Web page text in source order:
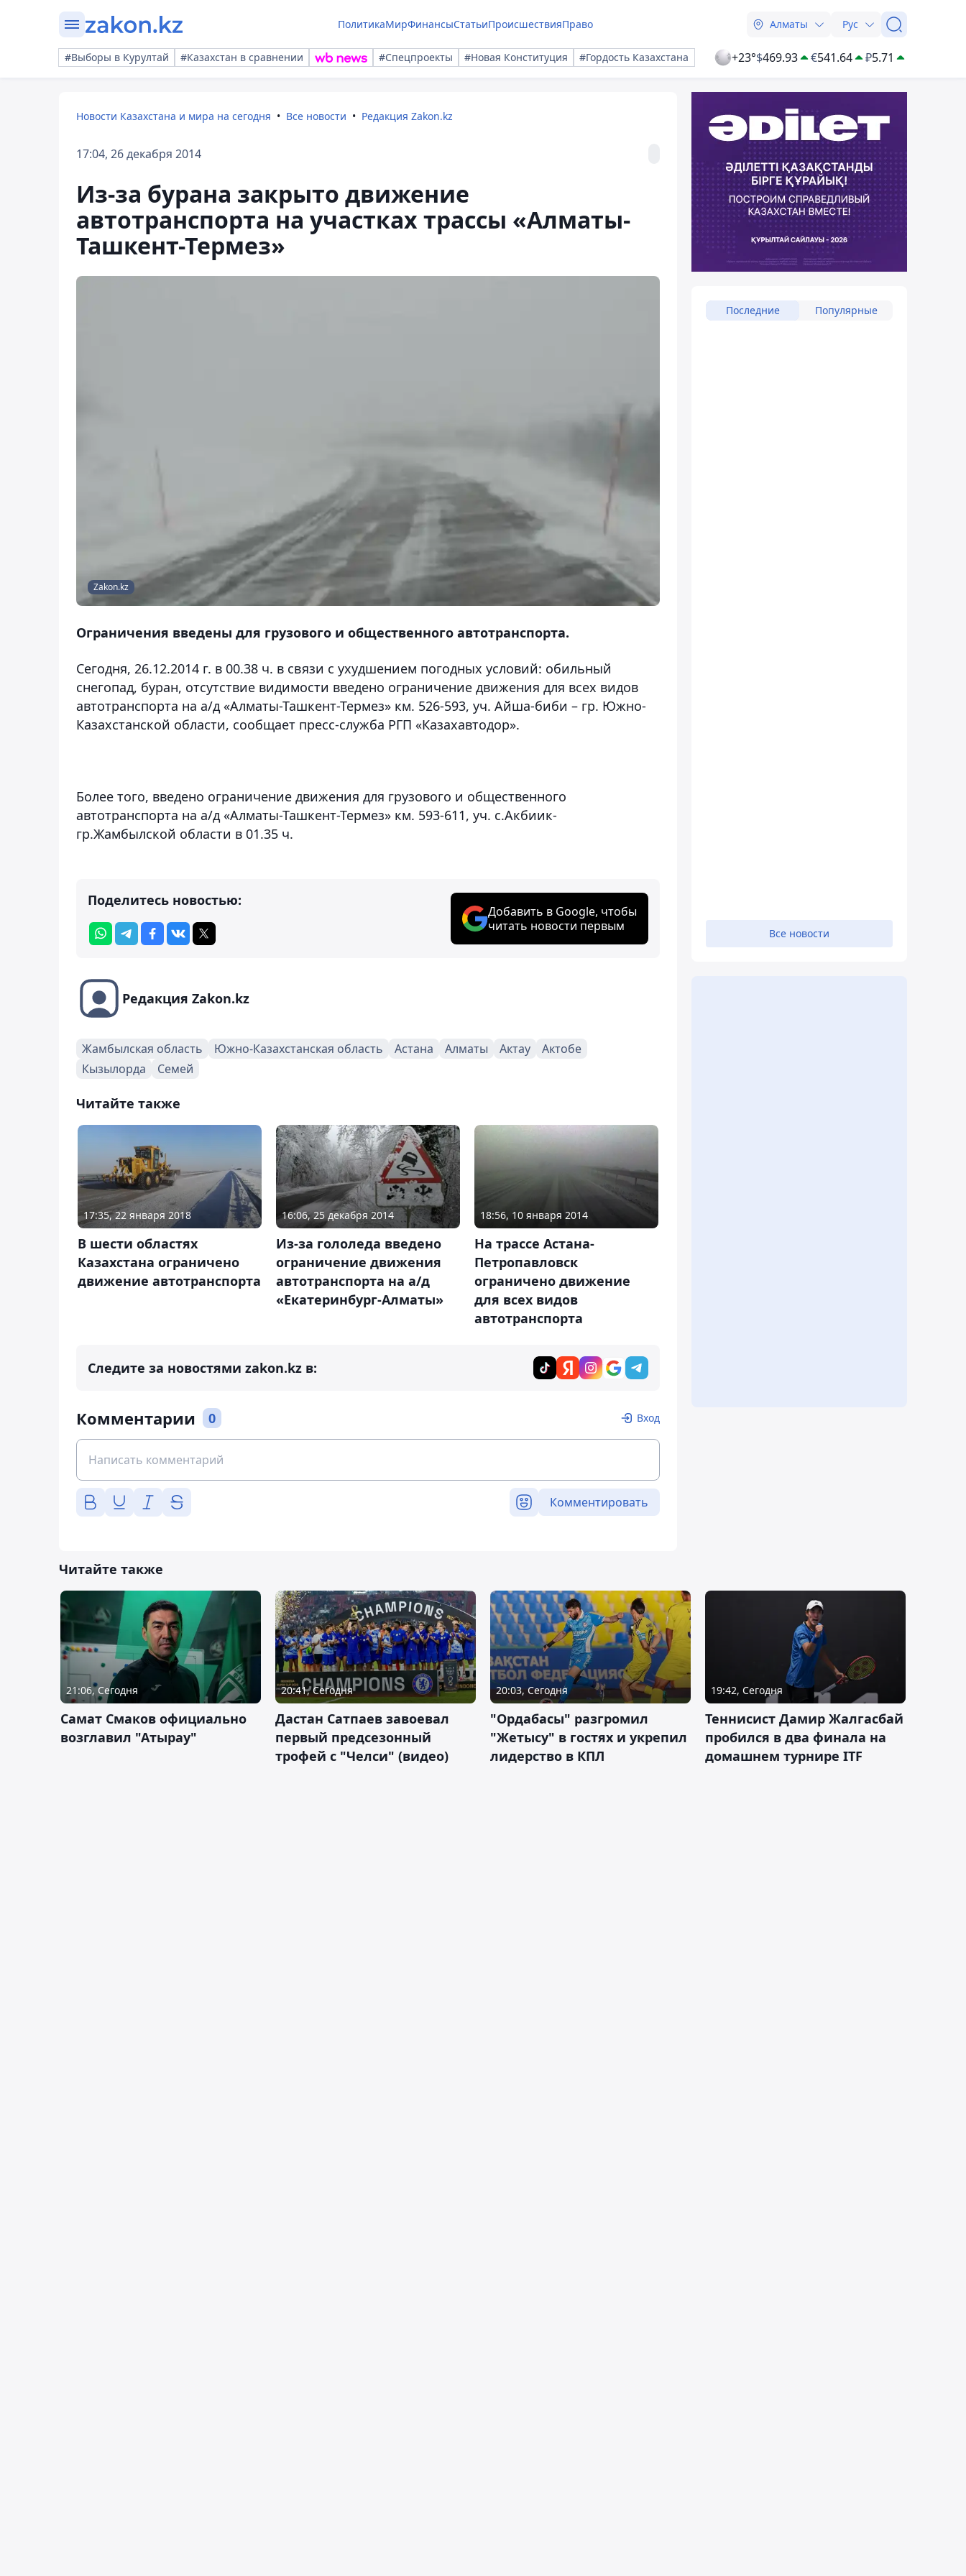
ПолитикаМирФинансыСтатьиПроисшествияПраво Алматы Рус
#Выборы в Курултай #Казахстан в сравнении #Спецпроекты #Новая Конституция #Гордость Казахстана +23°$469.93 €541.64 ₽5.71
Новости Казахстана и мира на сегодня Все новости Редакция Zakon.kz
17:04, 26 декабря 2014
Из-за бурана закрыто движение
автотранспорта на участках трассы «Алматы-
Ташкент-Термез»
Zakon.kz
Ограничения введены для грузового и общественного автотранспорта.
Сегодня, 26.12.2014 г. в 00.38 ч. в связи с ухудшением погодных условий: обильный
снегопад, буран, отсутствие видимости введено ограничение движения для всех видов
автотранспорта на а/д «Алматы-Ташкент-Термез» км. 526-593, уч. Айша-биби – гр. Южно-
Казахстанской области, сообщает пресс-служба РГП «Казахавтодор».
Более того, введено ограничение движения для грузового и общественного
автотранспорта на а/д «Алматы-Ташкент-Термез» км. 593-611, уч. с.Акбиик-
гр.Жамбылской области в 01.35 ч.
Поделитесь новостью:
Добавить в Google, чтобы
читать новости первым
Редакция Zakon.kz
Жамбылская область Южно-Казахстанская область Астана Алматы Актау
Актобе
Кызылорда
Семей
Читайте также
17:35, 22 января 2018
В шести областях
Казахстана ограничено
движение автотранспорта
16:06, 25 декабря 2014
Из-за гололеда введено
ограничение движения
автотранспорта на а/д
«Екатеринбург-Алматы»
18:56, 10 января 2014
На трассе Астана-
Петропавловск
ограничено движение
для всех видов
автотранспорта
Следите за новостями zakon.kz в:
Комментарии 0 Вход
Комментировать
Последние Популярные
Все новости
Читайте также
21:06, Сегодня
Самат Смаков официально
возглавил "Атырау"
20:41, Сегодня
Дастан Сатпаев завоевал
первый предсезонный
трофей с "Челси" (видео)
20:03, Сегодня
"Ордабасы" разгромил
"Жетысу" в гостях и укрепил
лидерство в КПЛ
19:42, Сегодня
Теннисист Дамир Жалгасбай
пробился в два финала на
домашнем турнире ITF